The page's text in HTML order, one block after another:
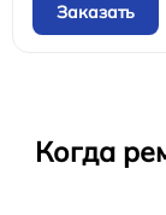
Заказать
Когда